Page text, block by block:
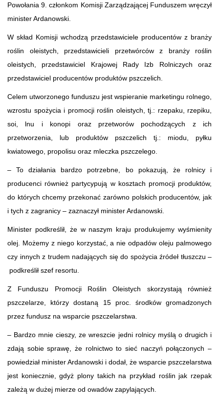
Powołania 9. członkom Komisji Zarządzającej Funduszem wręczył
minister Ardanowski.
W skład Komisji wchodzą przedstawiciele producentów z branży
roślin oleistych, przedstawicieli przetwórców z branży roślin
oleistych, przedstawiciel Krajowej Rady Izb Rolniczych oraz
przedstawiciel producentów produktów pszczelich.
Celem utworzonego funduszu jest wspieranie marketingu rolnego,
wzrostu spożycia i promocji roślin oleistych, tj.: rzepaku, rzepiku,
soi, lnu i konopi oraz przetworów pochodzących z ich
przetworzenia, lub produktów pszczelich tj.: miodu, pyłku
kwiatowego, propolisu oraz mleczka pszczelego.
– To działania bardzo potrzebne, bo pokazują, że rolnicy i
producenci również partycypują w kosztach promocji produktów,
do których chcemy przekonać zarówno polskich producentów, jak
i tych z zagranicy – zaznaczył minister Ardanowski.
Minister podkreślił, że w naszym kraju produkujemy wyśmienity
olej. Możemy z niego korzystać, a nie odpadów oleju palmowego
czy innych z trudem nadających się do spożycia źródeł tłuszczu –
podkreślił szef resortu.
Z Funduszu Promocji Roślin Oleistych skorzystają również
pszczelarze, którzy dostaną 15 proc. środków gromadzonych
przez fundusz na wsparcie pszczelarstwa.
– Bardzo mnie cieszy, ze wreszcie jedni rolnicy myślą o drugich i
zdają sobie sprawę, że rolnictwo to sieć naczyń połączonych –
powiedział minister Ardanowski i dodał, że wsparcie pszczelarstwa
jest koniecznie, gdyż plony takich na przykład roślin jak rzepak
zależą w dużej mierze od owadów zapylających.